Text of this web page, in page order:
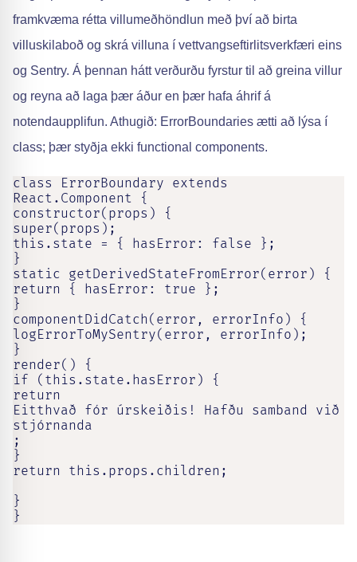
framkvæma rétta villumeðhöndlun með því að birta
villuskilaboð og skrá villuna í vettvangseftirlitsverkfæri eins
og Sentry. Á þennan hátt verðurðu fyrstur til að greina villur
og reyna að laga þær áður en þær hafa áhrif á
notendaupplifun. Athugið: ErrorBoundaries ætti að lýsa í
class; þær styðja ekki functional components.
class ErrorBoundary extends
React.Component {
constructor(props) {
super(props);
this.state = { hasError: false };
}
static getDerivedStateFromError(error) {
return { hasError: true };
}
componentDidCatch(error, errorInfo) {
logErrorToMySentry(error, errorInfo);
}
render() {
if (this.state.hasError) {
return
Eitthvað fór úrskeiðis! Hafðu samband við
stjórnanda
;
}
return this.props.children;
}
}